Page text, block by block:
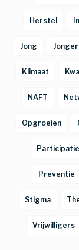
Herstel
Jong
Klimaat
NAFT
Opgroeien
Participatie
Preventie
Stigma
Vrijwilligers